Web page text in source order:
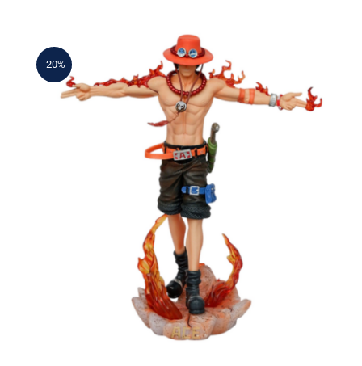
-20%
Action Φιγούρα Portgas D. Ace One
Piece 30cm